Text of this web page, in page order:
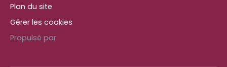
Plan du site
Gérer les cookies
Propulsé par